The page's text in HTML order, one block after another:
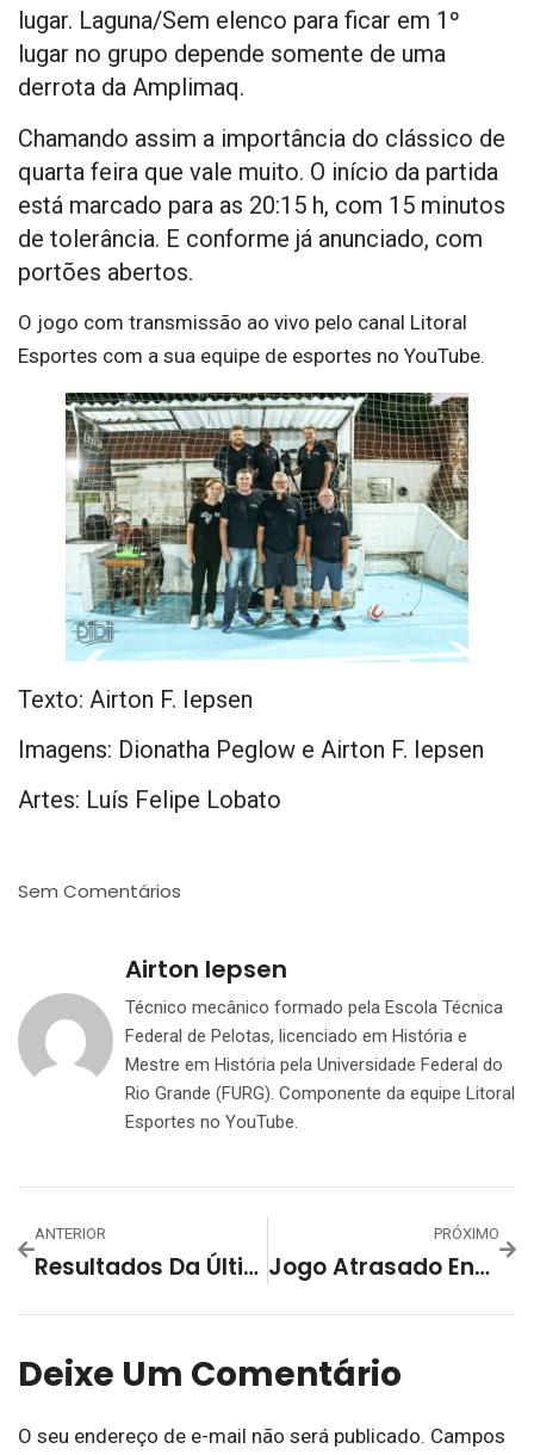
lugar. Laguna/Sem elenco para ficar em 1º
lugar no grupo depende somente de uma
derrota da Amplimaq.
Chamando assim a importância do clássico de
quarta feira que vale muito. O início da partida
está marcado para as 20:15 h, com 15 minutos
de tolerância. E conforme já anunciado, com
portões abertos.
O jogo com transmissão ao vivo pelo canal Litoral
Esportes com a sua equipe de esportes no YouTube.
Texto: Airton F. Iepsen
Imagens: Dionatha Peglow e Airton F. Iepsen
Artes: Luís Felipe Lobato
Sem Comentários
Airton Iepsen
Técnico mecânico formado pela Escola Técnica
Federal de Pelotas, licenciado em História e
Mestre em História pela Universidade Federal do
Rio Grande (FURG). Componente da equipe Litoral
Esportes no YouTube.
ANTERIOR
Resultados Da Última Rodada Da Fase Classificatória Do 61º Aberto De Futsal Do Grêmio
PRÓXIMO
Jogo Atrasado Encerra A Fase De Classificação Do Aberto De Futsal Do Grêmio Esportivo Lourenciano
Deixe Um Comentário
O seu endereço de e-mail não será publicado. Campos